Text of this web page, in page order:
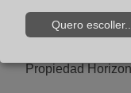
Comunidades de
Propiedad
Quero escoller...